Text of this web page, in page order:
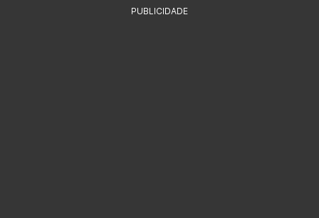
PUBLICIDADE